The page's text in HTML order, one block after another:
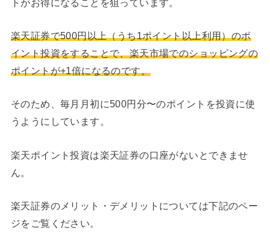
楽天証券で500円以上（うち1ポイント以上利用）のポ
イント投資をすることで、楽天市場でのショッピングの
ポイントが+1倍になるのです。
そのため、毎月月初に500円分〜のポイントを投資に使
うようにしています。
楽天ポイント投資は楽天証券の口座がないとできませ
ん。
楽天証券のメリット・デメリットについては下記のペー
ジをご覧ください。